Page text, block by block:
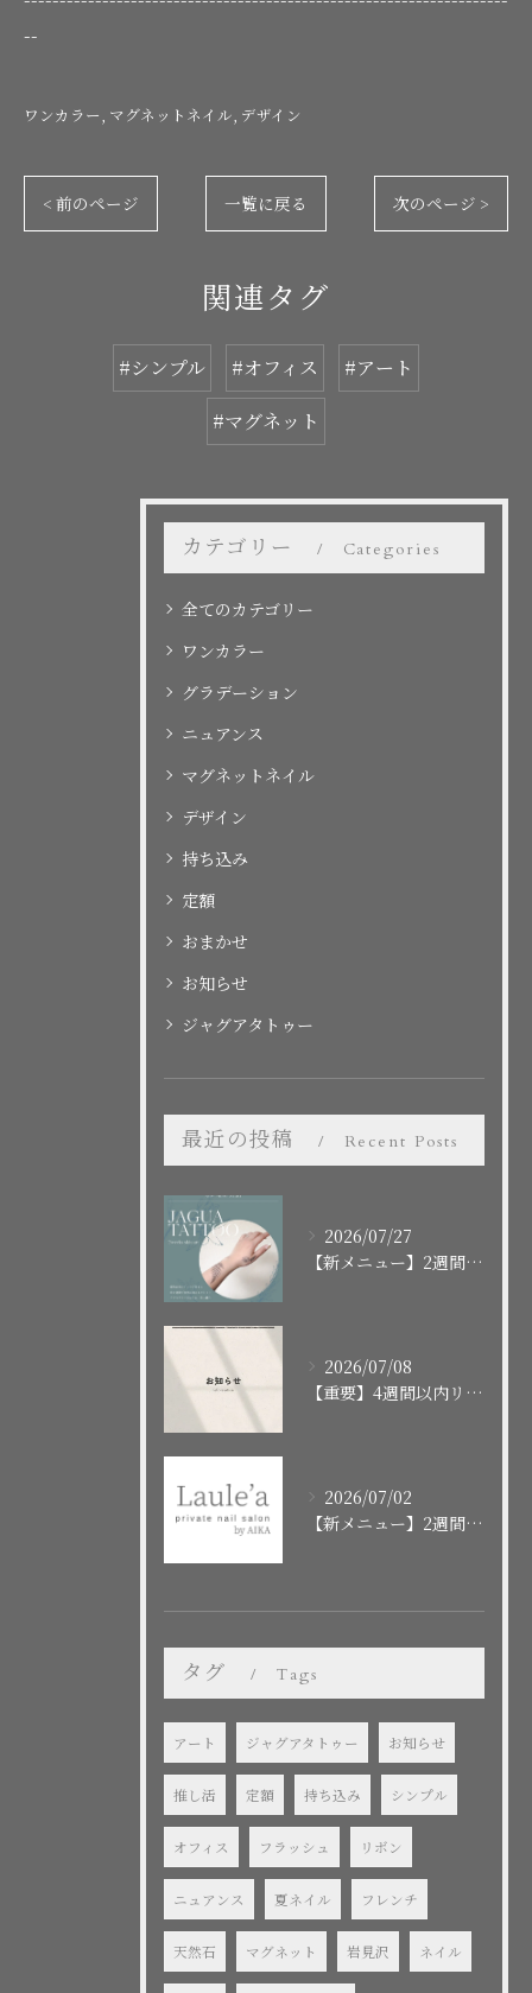
--
ワンカラー マグネットネイル デザイン
< 前のページ 一覧に戻る 次のページ >
関連タグ
#シンプル #オフィス
#アート
#マグネット
カテゴリー Categories
全てのカテゴリー
ワンカラー
グラデーション
ニュアンス
マグネットネイル
デザイン
持ち込み
定額
おまかせ
お知らせ
ジャグアタトゥー
最近の投稿 Recent Posts
2026/07/27
【新メニュー】2週間で消えるボディアート「ジャグアタトゥー」スタート！施術の流れや注意点まとめ
2026/07/08
【重要】4週間以内リピートクーポンの終了に関するお知らせ
2026/07/02
【新メニュー】2週間で消えるお洒落タトゥー「ジャグアタトゥー」はじめました！
タグ Tags
アート ジャグアタトゥー お知らせ
推し活 定額 持ち込み シンプル
オフィス フラッシュ リボン
ニュアンス 夏ネイル フレンチ
天然石 マグネット 岩見沢 ネイル